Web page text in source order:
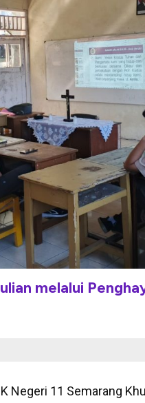
melalui
Negeri 11 Semarang